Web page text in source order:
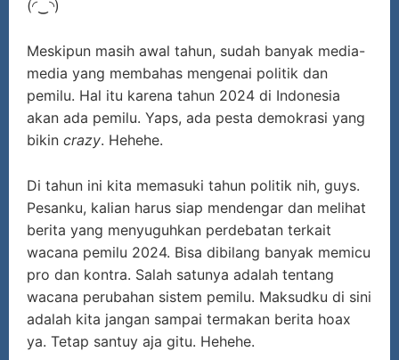
(◜‿◝)
Meskipun masih awal tahun, sudah banyak media-
media yang membahas mengenai politik dan
pemilu. Hal itu karena tahun 2024 di Indonesia
akan ada pemilu. Yaps, ada pesta demokrasi yang
bikin crazy. Hehehe.
Di tahun ini kita memasuki tahun politik nih, guys.
Pesanku, kalian harus siap mendengar dan melihat
berita yang menyuguhkan perdebatan terkait
wacana pemilu 2024. Bisa dibilang banyak memicu
pro dan kontra. Salah satunya adalah tentang
wacana perubahan sistem pemilu. Maksudku di sini
adalah kita jangan sampai termakan berita hoax
ya. Tetap santuy aja gitu. Hehehe.